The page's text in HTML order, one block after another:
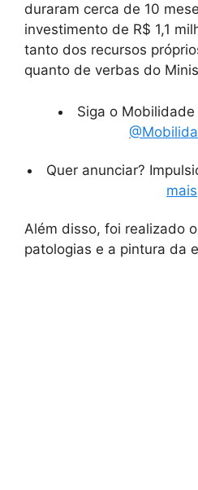
duraram cerca de 10
investimento de R$ 1,1
tanto dos recursos
quanto de verbas do
Siga o
Quer anunciar?
mais
Além disso, foi realizado
patologias e a pintura da